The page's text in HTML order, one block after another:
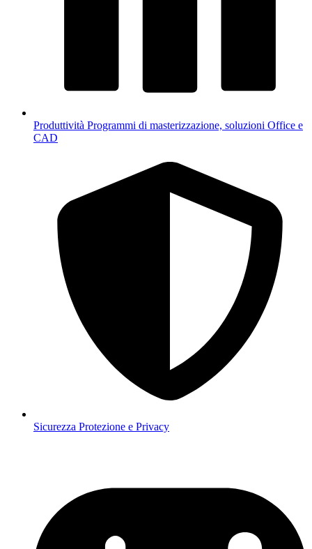
Produttività Programmi di masterizzazione, soluzioni Office e
CAD
Sicurezza Protezione e Privacy